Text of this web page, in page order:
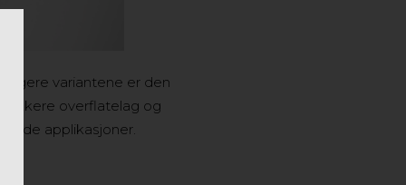
variantene er den
tykkere overflatelag og
applikasjoner.